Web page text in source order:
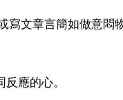
文章言簡如做意悶
應的心。